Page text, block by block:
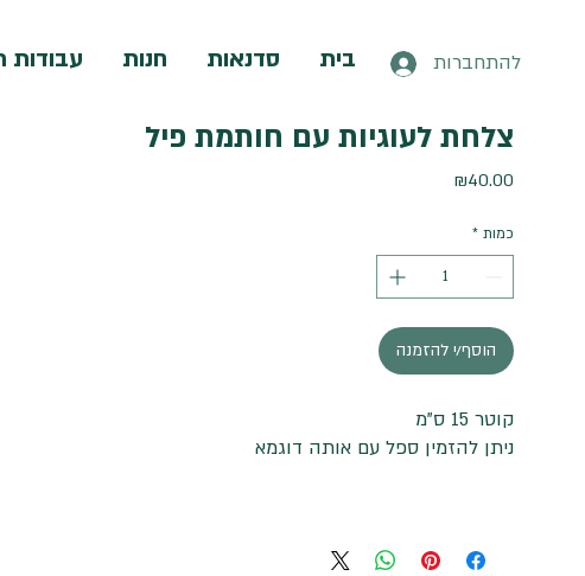
בית סדנאות חנות עבודות להתחברות
צלחת לעוגיות עם חותמת פיל
₪40.00
כמות *
הוסף/י להזמנה
קוטר 15 ס"מ
ניתן להזמין ספל עם אותה דוגמא